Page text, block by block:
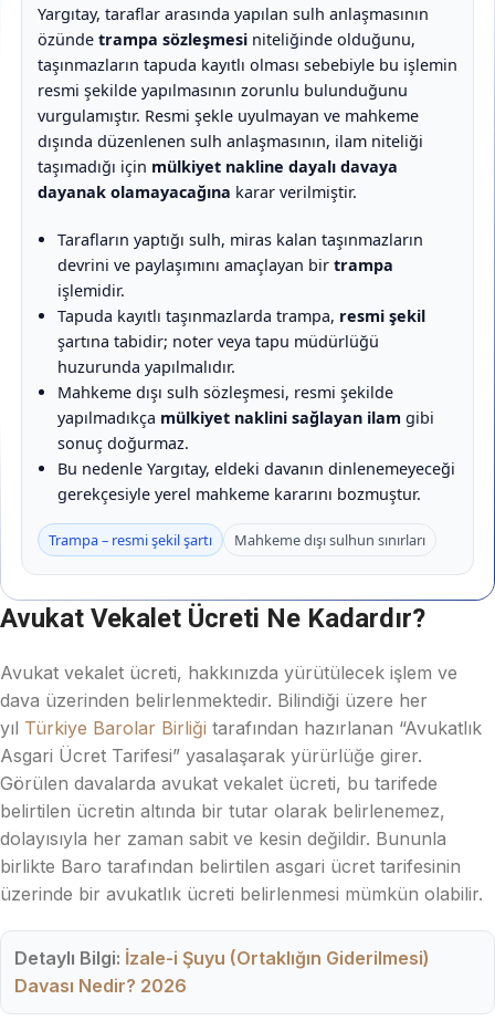
trampa akdinin biçim koşuluna uyularak resmi biçimde
yapılması zorunludur. Davada biçim koşuluna uyularak
yapılmış bir trampa sözleşmesi bulunmadığından,
dayanılan sulh sözleşmesi de mahkeme dışında
yapıldığından mahkeme önünde yapılanlar gibi ilam
niteliği olmadığından mülkiyetin nakline ait eldeki
davanın dinlenme olanağı yoktur.
Mahkemece açıklanan bütün bu yönler göz önünde
tutularak istemin hüküm altına alınması doğru
görülmemiş, hükmün bozulması gerekmiştir.
Yargıtay, taraflar arasında yapılan sulh anlaşmasının
özünde trampa sözleşmesi niteliğinde olduğunu,
taşınmazların tapuda kayıtlı olması sebebiyle bu işlemin
resmi şekilde yapılmasının zorunlu bulunduğunu
vurgulamıştır. Resmi şekle uyulmayan ve mahkeme
dışında düzenlenen sulh anlaşmasının, ilam niteliği
taşımadığı için mülkiyet nakline dayalı davaya
dayanak olamayacağına karar verilmiştir.
Tarafların yaptığı sulh, miras kalan taşınmazların
devrini ve paylaşımını amaçlayan bir trampa
işlemidir.
Tapuda kayıtlı taşınmazlarda trampa, resmi şekil
şartına tabidir; noter veya tapu müdürlüğü
huzurunda yapılmalıdır.
Mahkeme dışı sulh sözleşmesi, resmi şekilde
yapılmadıkça mülkiyet naklini sağlayan ilam gibi
sonuç doğurmaz.
Bu nedenle Yargıtay, eldeki davanın dinlenemeyeceği
gerekçesiyle yerel mahkeme kararını bozmuştur.
Trampa – resmi şekil şartı Mahkeme dışı sulhun sınırları
Avukat Vekalet Ücreti Ne Kadardır?
Avukat vekalet ücreti, hakkınızda yürütülecek işlem ve
dava üzerinden belirlenmektedir. Bilindiği üzere her
yıl Türkiye Barolar Birliği tarafından hazırlanan “Avukatlık
Asgari Ücret Tarifesi” yasalaşarak yürürlüğe girer.
Görülen davalarda avukat vekalet ücreti, bu tarifede
belirtilen ücretin altında bir tutar olarak belirlenemez,
dolayısıyla her zaman sabit ve kesin değildir. Bununla
birlikte Baro tarafından belirtilen asgari ücret tarifesinin
üzerinde bir avukatlık ücreti belirlenmesi mümkün olabilir.
Detaylı Bilgi: İzale-i Şuyu (Ortaklığın Giderilmesi)
Davası Nedir? 2026